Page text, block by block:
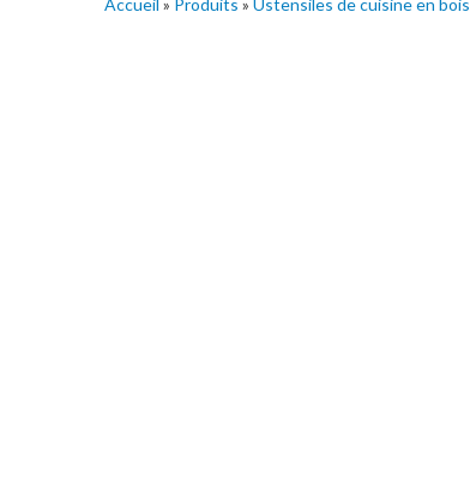
Accueil » Produits » Ustensiles de cuisine en bois